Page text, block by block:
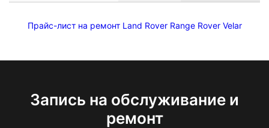
Прайс-лист на ремонт Land Rover Range Rover Velar
Запись на обслуживание и
ремонт